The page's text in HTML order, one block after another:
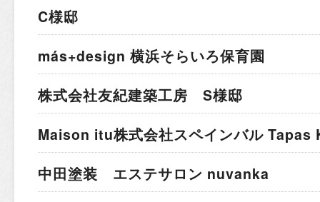
C様邸
más+design 横浜そらいろ保育園
株式会社友紀建築工房 S様邸
Maison itu株式会社スペインバル
中田塗装 エステサロン nuvanka